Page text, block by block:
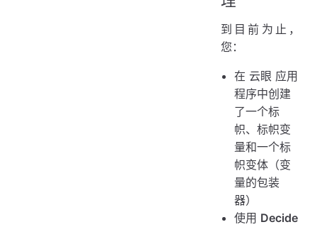
到目前为止，
您：
在 云眼 应用
程序中创建
了一个标
帜、标帜变
量和一个标
帜变体（变
量的包装
器）
使用 Decide